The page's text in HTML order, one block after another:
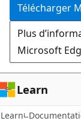
Télécharger
Plus
Microsoft
Learn
Learn